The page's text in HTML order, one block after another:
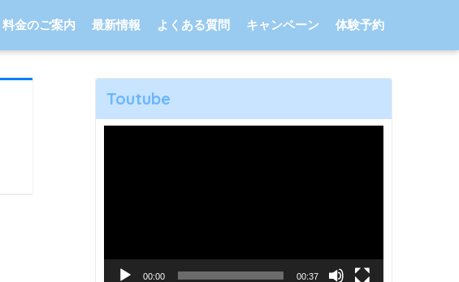
料金のご案内 最新情報 よくある質問 キャンペーン 体験予約
Toutube
ヤ
00:00 00:37